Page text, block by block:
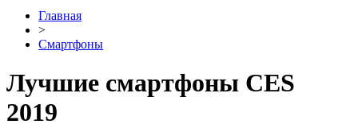
Главная
>
Смартфоны
Лучшие смартфоны CES
2019